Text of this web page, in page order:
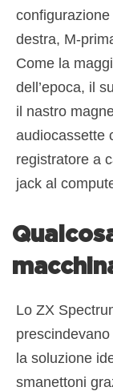
destra, M-
Come la
dell’epoca, il
il nastro
audiocassette
registratore a
jack al
Lo ZX
la soluzione
smanettoni